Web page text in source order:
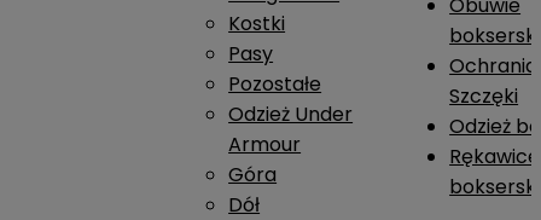
Kostki
Pasy
Pozostałe
Odzież Under
Armour
Góra
Dół
Szczęki
Odzież
Rękawice